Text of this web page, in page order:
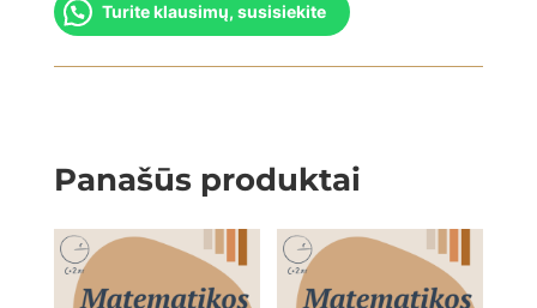
Turite klausimų, susisiekite
Panašūs produktai